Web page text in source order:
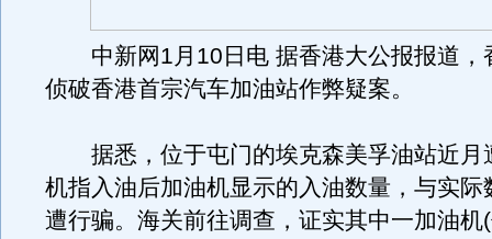
中新网1月10日电 据香港大公报报道，
侦破香港首宗汽车加油站作弊疑案。
据悉，位于屯门的埃克森美孚油站近月
机指入油后加油机显示的入油数量，与实际
遭行骗。海关前往调查，证实其中一加油机